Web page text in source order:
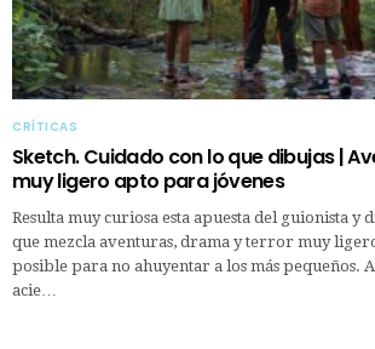
CRÍTICAS
Sketch. Cuidado con lo que dibujas |
muy ligero apto para jóvenes
Resulta muy curiosa esta apuesta del guionista y
que mezcla aventuras, drama y terror muy
posible para no ahuyentar a los más pequeños.
acie…